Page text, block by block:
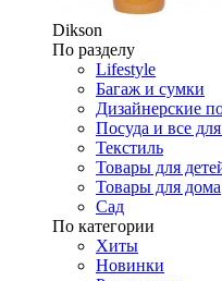
Dikson
По разделу
Lifestyle
Багаж и сумки
Дизайнерские
Посуда и все
Текстиль
Товары для
Товары для дома
Сад
По категории
Хиты
Новинки